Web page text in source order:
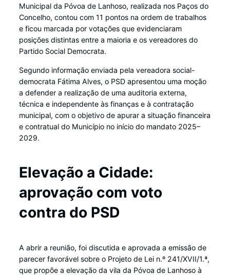
Municipal da Póvoa de Lanhoso, realizada nos Paços do
Concelho, contou com 11 pontos na ordem de trabalhos
e ficou marcada por votações que evidenciaram
posições distintas entre a maioria e os vereadores do
Partido Social Democrata.
Segundo informação enviada pela vereadora social-
democrata Fátima Alves, o PSD apresentou uma moção
a defender a realização de uma auditoria externa,
técnica e independente às finanças e à contratação
municipal, com o objetivo de apurar a situação financeira
e contratual do Município no início do mandato 2025–
2029.
Elevação a Cidade:
aprovação com voto
contra do PSD
A abrir a reunião, foi discutida e aprovada a emissão de
parecer favorável sobre o Projeto de Lei n.º 241/XVII/1.ª,
que propõe a elevação da vila da Póvoa de Lanhoso à